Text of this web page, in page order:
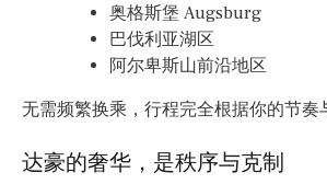
奥格斯堡 Augsburg
巴伐利亚湖区
阿尔卑斯山前沿地区
无需频繁换乘，行程完全根据你的节奏
达豪的奢华，是秩序与克制